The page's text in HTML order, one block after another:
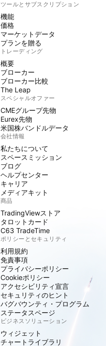
ツールとサブスクリプション
機能
価格
マーケットデータ
プランを贈る
トレーディング
概要
ブローカー
ブローカー比較
The Leap
スペシャルオファー
CMEグループ先物
Eurex先物
米国株バンドルデータ
会社情報
私たちについて
スペースミッション
ブログ
ヘルプセンター
キャリア
メディアキット
商品
TradingViewストア
タロットカード
C63 TradeTime
ポリシーとセキュリティ
利用規約
免責事項
プライバシーポリシー
Cookieポリシー
アクセシビリティ宣言
セキュリティのヒント
バグバウンティ・プログラム
ステータスページ
ビジネスソリューション
ウィジェット
チャートライブラリ